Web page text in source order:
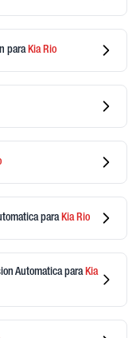
para KiaRio
para KiaRio
Automatica paraKia